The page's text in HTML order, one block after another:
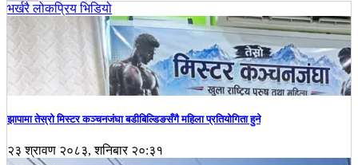
भर्खरैलोकप्रियभिडियो
झापामा तेस्रो मिस्टर कञ्चनजंघा बडीबिल्डिङसँगै महिला प्रतियोगिता हुने
२३ श्रावण २०८३, शनिबार २०:३१